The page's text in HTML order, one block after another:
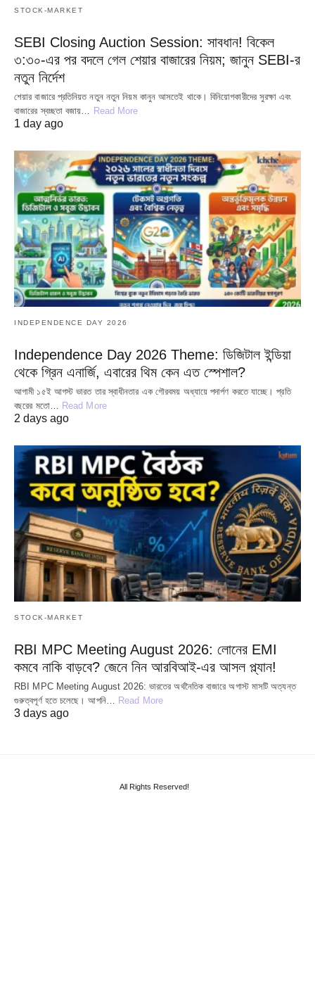
STOCK-MARKET
SEBI Closing Auction Session: সাবধান! বিকেল
৩:৩০-এর পর বদলে গেল শেয়ার বাজারের নিয়ম; জানুন SEBI-র
নতুন নির্দেশ
শেয়ার বাজারে প্রতিনিয়ত নতুন নতুন নিয়ম কানুন আসতেই থাকে। বিনিয়োগকারীদের সুরক্ষা এবং
বাজারের স্বচ্ছতা বজায়… Read More
1 day ago
INDEPENDENCE DAY 2026
Independence Day 2026 Theme: ডিজিটাল ইন্ডিয়া
থেকে গ্রিন এনার্জি, এবারের থিম কেন এত স্পেশাল?
আগামী ১৫ই আগস্ট ভারত তার স্বাধীনতার এক গৌরবময় অধ্যায়ে পদার্পণ করতে যাচ্ছে। প্রতি
বছরের মতো…
Read More
2 days ago
STOCK-MARKET
RBI MPC Meeting August 2026: লোনের EMI
কমবে নাকি বাড়বে? জেনে নিন আরবিআই-এর আসল প্ল্যান!
RBI MPC Meeting August 2026: ভারতের অর্থনৈতিক বাজারে অগাস্ট মাসটি অত্যন্ত
গুরুত্বপূর্ণ হতে চলেছে। আপনি… Read More
3 days ago
All Rights Reserved!